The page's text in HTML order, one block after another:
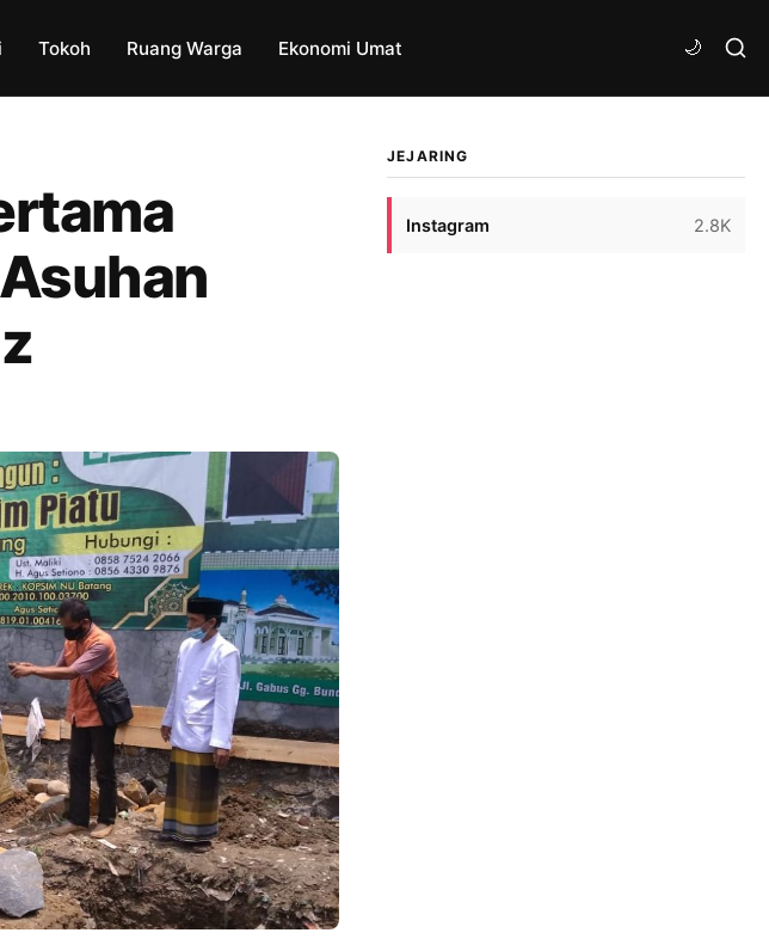
Tokoh Ruang Warga Ekonomi Umat
JEJARING
Instagram 2.8K